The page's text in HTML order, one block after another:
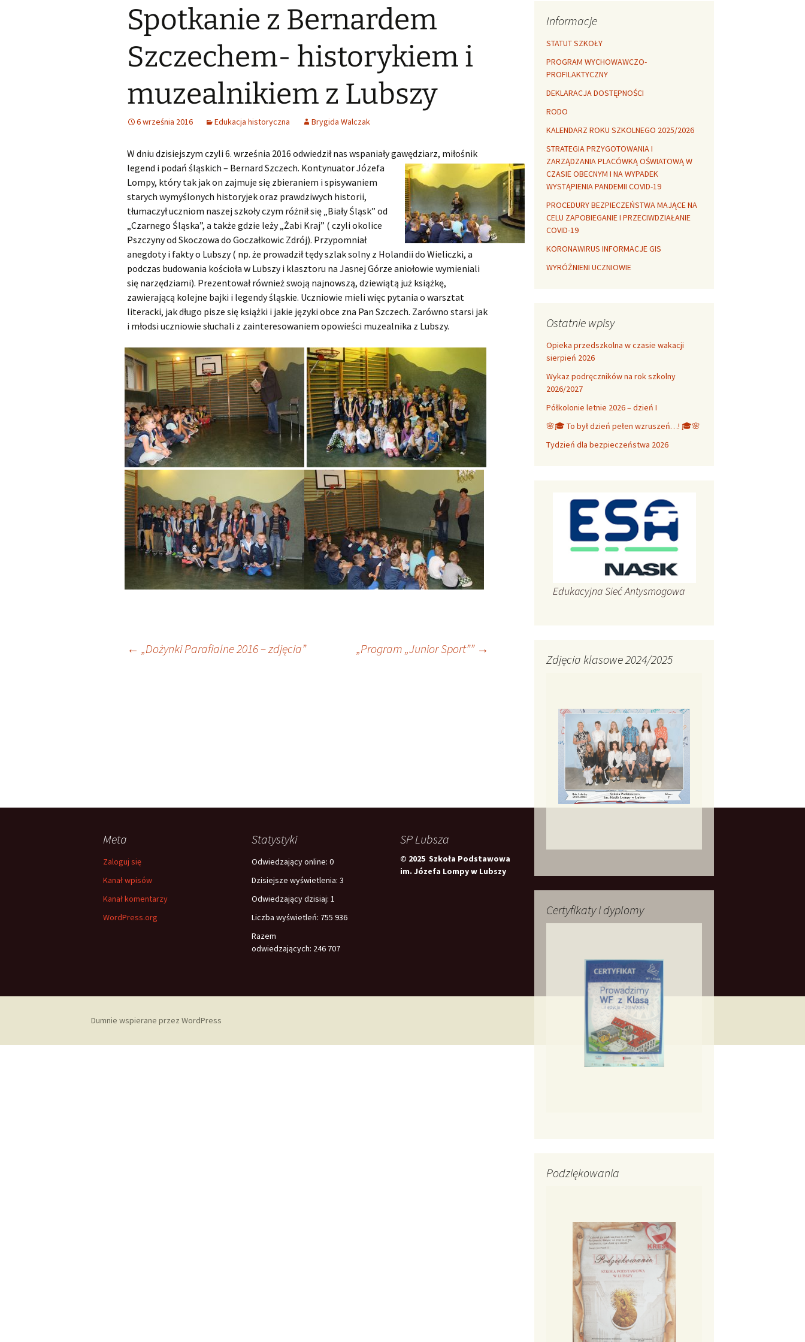
termiczna
Libre Office
Samorząd uczniowski 2015
Jasełka 2015
2016/2017
Zdjęcia klasowe
2017/2018
Zdjęcia klasowe 2019 2020
Archiwalne
Archiwalne fotografie z
Lubszy
Learning for healthy
Jolanta Okuniewska
Śląski Klub Karate i Kick-
Boxingu z siedzibą w
Miejsko Gminna
Biblioteka w Woźnikach
MGOK Woźniki
OSP Lubsza
Wykaz zawodów wiedzy,
artystycznych i
sportowych, które mogą
być wymienione na
świadectwie ukończenia
Rekrutacja do szkół
ponadpodstawowych
Wybieram szkołę
Nabór szkoły
ponadpodstawowe
Spotkanie z Bernardem
Szczechem- historykiem i
muzealnikiem z Lubszy
6 września 2016 Edukacja historyczna Brygida Walczak
W dniu dzisiejszym czyli 6. września 2016 odwiedził nas wspaniały gawędziarz, miłośnik
legend i podań śląskich – Bernard Szczech. Kontynuator Józefa
Lompy, który tak jak on zajmuje się zbieraniem i spisywaniem
starych wymyślonych historyjek oraz prawdziwych historii,
tłumaczył uczniom naszej szkoły czym różnił się „Biały Śląsk” od
„Czarnego Śląska”, a także gdzie leży „Żabi Kraj” ( czyli okolice
Pszczyny od Skoczowa do Goczałkowic Zdrój). Przypomniał
anegdoty i fakty o Lubszy ( np. że prowadził tędy szlak solny z Holandii do Wieliczki, a
podczas budowania kościoła w Lubszy i klasztoru na Jasnej Górze aniołowie wymieniali
się narzędziami). Prezentował również swoją najnowszą, dziewiątą już książkę,
zawierającą kolejne bajki i legendy śląskie. Uczniowie mieli więc pytania o warsztat
literacki, jak długo pisze się książki i jakie języki obce zna Pan Szczech. Zarówno starsi jak
i młodsi uczniowie słuchali z zainteresowaniem opowieści muzealnika z Lubszy.
Nawigacja
← „Dożynki Parafialne 2016 – zdjęcia” „Program „Junior Sport”” →
Informacje
STATUT SZKOŁY
PROGRAM WYCHOWAWCZO-
PROFILAKTYCZNY
DEKLARACJA DOSTĘPNOŚCI
RODO
KALENDARZ ROKU SZKOLNEGO 2025/2026
STRATEGIA PRZYGOTOWANIA I
ZARZĄDZANIA PLACÓWKĄ OŚWIATOWĄ W
CZASIE OBECNYM I NA WYPADEK
WYSTĄPIENIA PANDEMII COVID-19
PROCEDURY BEZPIECZEŃSTWA MAJĄCE NA
CELU ZAPOBIEGANIE I PRZECIWDZIAŁANIE
COVID-19
KORONAWIRUS INFORMACJE GIS
WYRÓŻNIENI UCZNIOWIE
Ostatnie wpisy
Opieka przedszkolna w czasie wakacji
sierpień 2026
Wykaz podręczników na rok szkolny
2026/2027
Półkolonie letnie 2026 – dzień I
🌸🎓 To był dzień pełen wzruszeń…! 🎓🌸
Tydzień dla bezpieczeństwa 2026
Edukacyjna Sieć Antysmogowa
Zdjęcia klasowe 2024/2025
Certyfikaty i dyplomy
Podziękowania
Meta
Zaloguj się
Kanał wpisów
Kanał komentarzy
WordPress.org
Statystyki
Odwiedzający online: 0
Dzisiejsze wyświetlenia: 3
Odwiedzający dzisiaj: 1
Liczba wyświetleń: 755 936
Razem
odwiedzających: 246 707
SP Lubsza
© 2025 Szkoła Podstawowa
im. Józefa Lompy w Lubszy
Dumnie wspierane przez WordPress